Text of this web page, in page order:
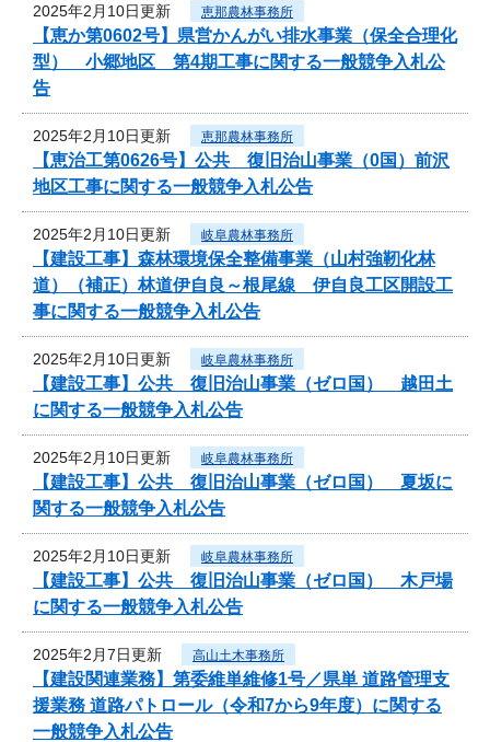
2025年2月10日更新 恵那農林事務所
【恵か第0602号】県営かんがい排水事業（保全合理化
型） 小郷地区 第4期工事に関する一般競争入札公
告
2025年2月10日更新 恵那農林事務所
【恵治工第0626号】公共 復旧治山事業（0国）前沢
地区工事に関する一般競争入札公告
2025年2月10日更新 岐阜農林事務所
【建設工事】森林環境保全整備事業（山村強靭化林
道）（補正）林道伊自良～根尾線 伊自良工区開設工
事に関する一般競争入札公告
2025年2月10日更新 岐阜農林事務所
【建設工事】公共 復旧治山事業（ゼロ国） 越田土
に関する一般競争入札公告
2025年2月10日更新 岐阜農林事務所
【建設工事】公共 復旧治山事業（ゼロ国） 夏坂に
関する一般競争入札公告
2025年2月10日更新 岐阜農林事務所
【建設工事】公共 復旧治山事業（ゼロ国） 木戸場
に関する一般競争入札公告
2025年2月7日更新 高山土木事務所
【建設関連業務】第委維単維修1号／県単 道路管理支
援業務 道路パトロール（令和7から9年度）に関する
一般競争入札公告